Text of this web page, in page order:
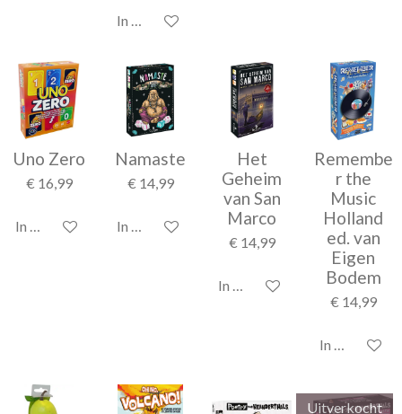
In winkelwagen
Uno Zero
€ 16,99
In winkelwagen
Namaste
€ 14,99
In winkelwagen
Het
Geheim
van San
Marco
€ 14,99
In winkelwagen
Remembe
r the
Music
Holland
ed. van
Eigen
Bodem
€ 14,99
In
Uitverkocht